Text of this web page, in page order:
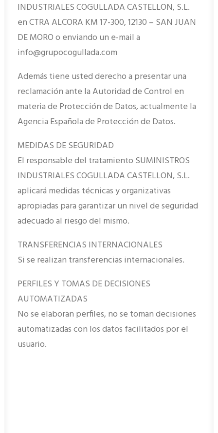
INDUSTRIALES COGULLADA CASTELLON, S.L.
en CTRA ALCORA KM 17-300, 12130 – SAN JUAN
DE MORO o enviando un e-mail a
info@grupocogullada.com
Además tiene usted derecho a presentar una
reclamación ante la Autoridad de Control en
materia de Protección de Datos, actualmente la
Agencia Española de Protección de Datos.
MEDIDAS DE SEGURIDAD
El responsable del tratamiento SUMINISTROS
INDUSTRIALES COGULLADA CASTELLON, S.L.
aplicará medidas técnicas y organizativas
apropiadas para garantizar un nivel de seguridad
adecuado al riesgo del mismo.
TRANSFERENCIAS INTERNACIONALES
Si se realizan transferencias internacionales.
PERFILES Y TOMAS DE DECISIONES
AUTOMATIZADAS
No se elaboran perfiles, no se toman decisiones
automatizadas con los datos facilitados por el
usuario.